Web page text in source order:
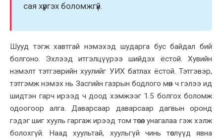
сая хүргэх боломжгүй.
Шууд тэгж хавтгай нэмэхэд шударга бус байдал бий
болгоно. Эхлээд итгэлцүүрээ шийдэх ёстой. Хувийн
нэмэлт тэтгэврийн хуулийг УИХ батлах ёстой. Тэтгэвэр,
тэтгэмж нэмэх нь Засгийн газрын бодлого мөн ч гэлээ ид
шидтэн гарч ирээд ч доод хэмжээг 1.5 болгох боломж
одоогоор алга. Даварсаар даварсаар дагвын оронд
гэдэг шиг хууль гаргаж ирээд том төсөл унагалаа гэж хэлж
болохгүй. Наад хуультай, хуульгүй чинь төслүүд явна